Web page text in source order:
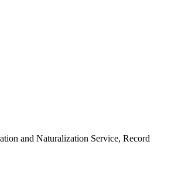
and Naturalization Service, Record